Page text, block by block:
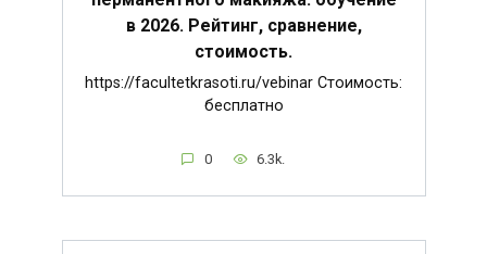
в 2026. Рейтинг, сравнение,
стоимость.
https://facultetkrasoti.ru/vebinar Стоимость:
бесплатно
0 6.3k.